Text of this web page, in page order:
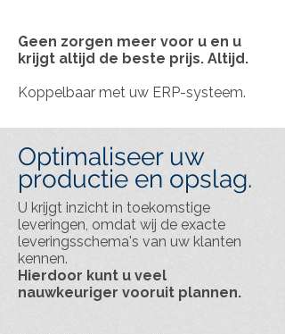
Geen zorgen meer voor u en u
krijgt altijd de beste prijs. Altijd.
Koppelbaar met uw ERP-systeem.
Optimaliseer uw
productie en opslag.
U krijgt inzicht in toekomstige
leveringen, omdat wij de exacte
leveringsschema's van uw klanten
kennen.
Hierdoor kunt u veel
nauwkeuriger vooruit plannen.